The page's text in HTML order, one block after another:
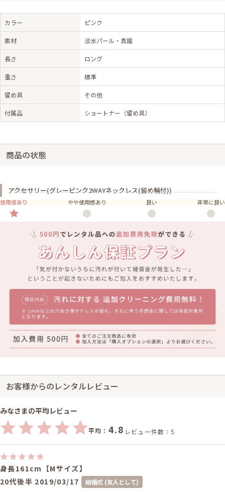
カラー ピンク
素材 淡水パール・真鍮
長さ ロング
重さ 標準
留め具 その他
付属品 ショートナー（留め具）
商品の状態
アクセサリー(グレーピンク2WAYネックレス(留め輪付))
使用感あり やや使用感あり 良い 非常に良い
お客様からのレンタルレビュー
みなさまの平均レビュー
平均： 4.8 レビュー件数：5
身長161cm【Mサイズ】
20代後半 2019/03/17
結婚式 (友人として)